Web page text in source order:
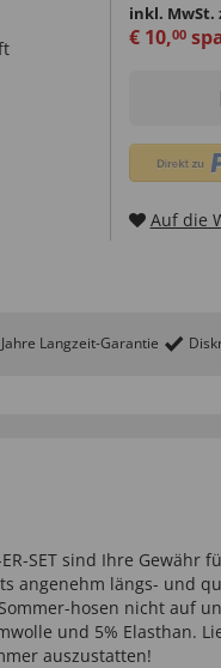
inkl. MwSt.
€ 10,00
Auf die
Langzeit-Garantie
SET sind Ihre
angenehm längs- und
hosen nicht auf
und 5% Elasthan.
auszustatten!